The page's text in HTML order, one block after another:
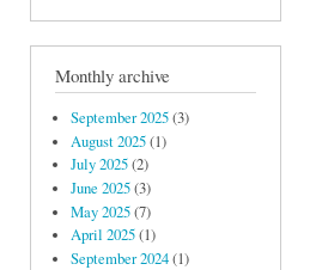
Monthly archive
September 2025(3)
August 2025(1)
July 2025(2)
June 2025(3)
May 2025(7)
April 2025(1)
September 2024(1)